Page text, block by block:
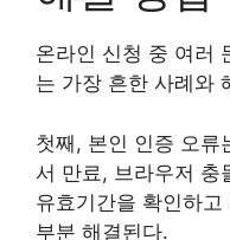
온라인 신청 중 여러
는 가장 흔한 사례와
첫째, 본인 인증 오류
서 만료, 브라우저 충
유효기간을 확인하
부분 해결된다.